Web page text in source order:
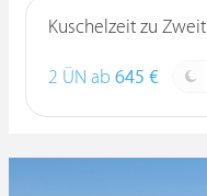
Kuschelzeit zu Zweit
2 ÜN ab 645 €